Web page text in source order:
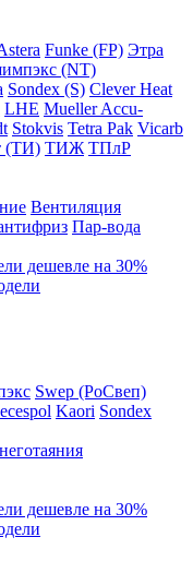
Funke (FP) Этра
(NT)
Sondex (S) Clever Heat
LHE Mueller Accu-
Stokvis Tetra Pak Vicarb
(ТИ) ТИЖ ТПлР
Вентиляция
Пар-вода
дешевле на 30%
Swep (РоСвеп)
Kaori Sondex
дешевле на 30%